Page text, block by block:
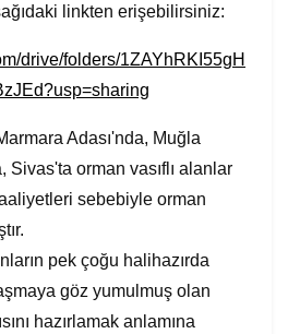
linkten erişebilirsiniz:
drive/folders/1ZAYhRKI55gH
Adası'nda, Muğla
Sivas'ta orman vasıflı alanlar
sebebiyle orman
pek çoğu halihazırda
göz yumulmuş olan
hazırlamak anlamına